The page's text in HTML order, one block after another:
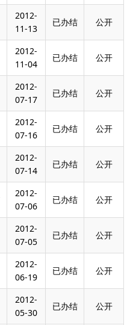
2012-
11-13
已办结 公开
2012-
11-04
已办结 公开
2012-
07-17
已办结 公开
2012-
07-16
已办结 公开
2012-
07-14
已办结 公开
2012-
07-06
已办结 公开
2012-
07-05
已办结 公开
2012-
06-19
已办结 公开
2012-
05-30
已办结 公开